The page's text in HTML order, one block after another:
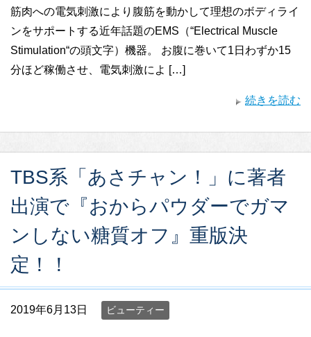
筋肉への電気刺激により腹筋を動かして理想のボディライ
ンをサポートする近年話題のEMS（“Electrical Muscle
Stimulation“の頭文字）機器。 お腹に巻いて1日わずか15
分ほど稼働させ、電気刺激によ […]
続きを読む
TBS系「あさチャン！」に著者
出演で『おからパウダーでガマ
ンしない糖質オフ』重版決
定！！
2019年6月13日 ビューティー